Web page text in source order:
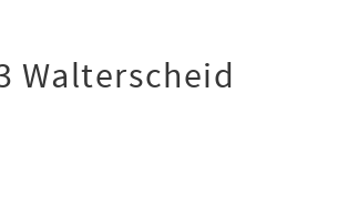
Walterscheid